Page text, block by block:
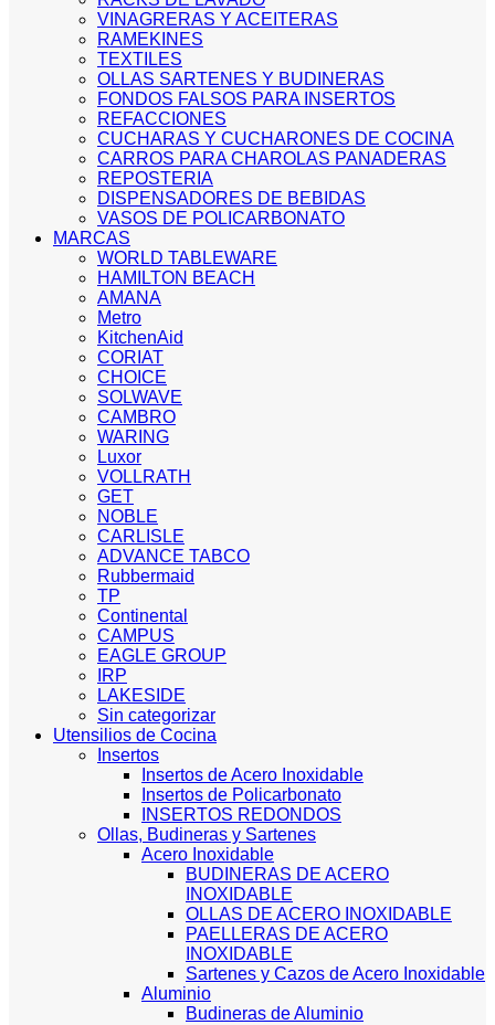
VINAGRERAS Y ACEITERAS
RAMEKINES
TEXTILES
OLLAS SARTENES Y BUDINERAS
FONDOS FALSOS PARA INSERTOS
REFACCIONES
CUCHARAS Y CUCHARONES DE COCINA
CARROS PARA CHAROLAS PANADERAS
REPOSTERIA
DISPENSADORES DE BEBIDAS
VASOS DE POLICARBONATO
MARCAS
WORLD TABLEWARE
HAMILTON BEACH
AMANA
Metro
KitchenAid
CORIAT
CHOICE
SOLWAVE
CAMBRO
WARING
Luxor
VOLLRATH
GET
NOBLE
CARLISLE
ADVANCE TABCO
Rubbermaid
TP
Continental
CAMPUS
EAGLE GROUP
IRP
LAKESIDE
Sin categorizar
Utensilios de Cocina
Insertos
Insertos de Acero Inoxidable
Insertos de Policarbonato
INSERTOS REDONDOS
Ollas, Budineras y Sartenes
Acero Inoxidable
BUDINERAS DE ACERO
INOXIDABLE
OLLAS DE ACERO INOXIDABLE
PAELLERAS DE ACERO
INOXIDABLE
Sartenes y Cazos de Acero Inoxidable
Aluminio
Budineras de Aluminio